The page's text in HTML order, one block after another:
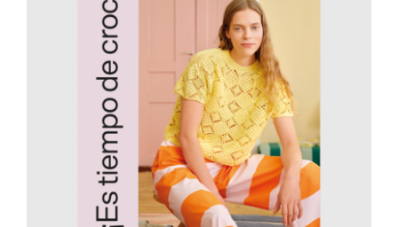
AÑADIR AL CARRITO
/
DETALLES